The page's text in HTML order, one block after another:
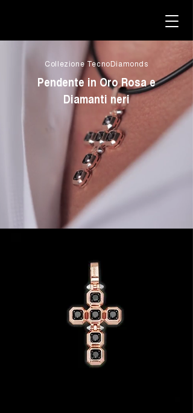
Collezione TecnoDiamonds
Pendente in Oro Rosa e
Diamanti neri